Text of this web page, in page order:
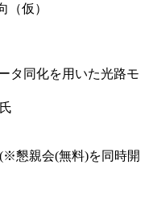
（仮）
タ同化を用いた光路モ
懇親会(無料)を同時開